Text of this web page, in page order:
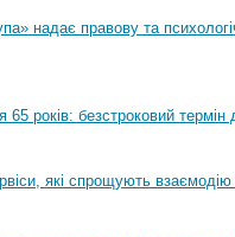
надає правову та
років: безстроковий термін
які спрощують